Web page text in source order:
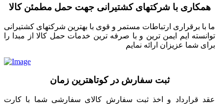
همکاری با شرکتهای کشتیرانی جهت حمل مطمئن کالا
ما با برقراری ارتباطات مستمر و قوی با بهترین شرکتهای کشتیرانی
توانسته ایم ایمن ترین و با صرفه ترین خدمات حمل کالا از مبدا را
برای شما عزیزان ارائه نمایم
ثبت سفارش در کوتاهترین زمان
عقد قرارداد و اخذ ثبت سفارش کالای سفارشی شما با کارت